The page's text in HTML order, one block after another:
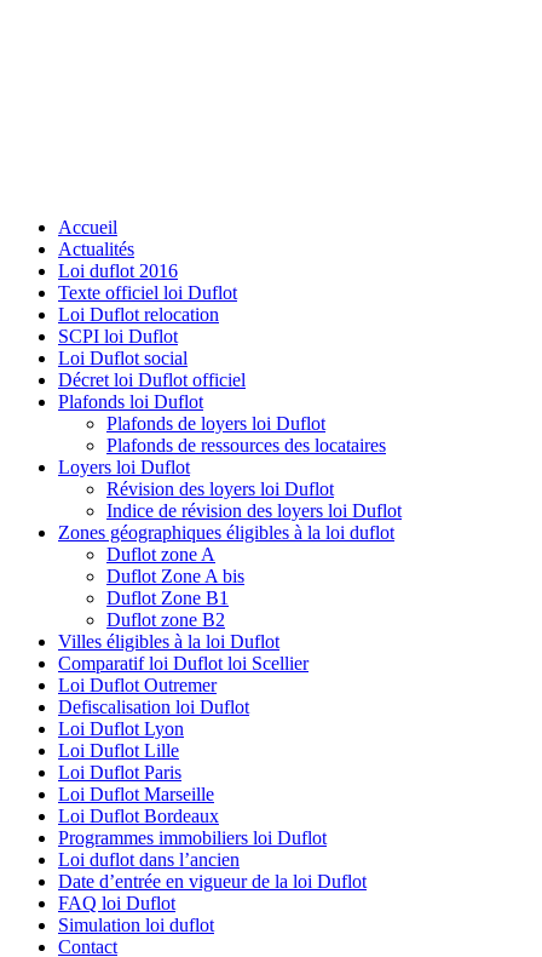
Accueil
Actualités
Loi duflot 2016
Texte officiel loi Duflot
Loi Duflot relocation
SCPI loi Duflot
Loi Duflot social
Décret loi Duflot officiel
Plafonds loi Duflot
Plafonds de loyers loi Duflot
Plafonds de ressources des locataires
Loyers loi Duflot
Révision des loyers loi Duflot
Indice de révision des loyers loi Duflot
Zones géographiques éligibles à la loi duflot
Duflot zone A
Duflot Zone A bis
Duflot Zone B1
Duflot zone B2
Villes éligibles à la loi Duflot
Comparatif loi Duflot loi Scellier
Loi Duflot Outremer
Defiscalisation loi Duflot
Loi Duflot Lyon
Loi Duflot Lille
Loi Duflot Paris
Loi Duflot Marseille
Loi Duflot Bordeaux
Programmes immobiliers loi Duflot
Loi duflot dans l’ancien
Date d’entrée en vigueur de la loi Duflot
FAQ loi Duflot
Simulation loi duflot
Contact